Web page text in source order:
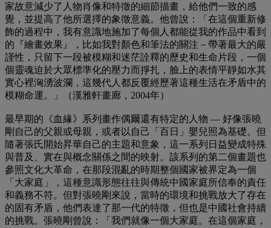
家故意減少了人物肖像和特徵的細節描畫，給他們一致的感
覺，並提高了他所選擇的象徵意義。他曾說：「在這個重新修
飾的過程中，我有意識地施加了每個人都能從我的作品中看到
的『繪畫效果』，比如我對顏色和筆法的關注－帶著最大的嚴
謹性，只留下一段被模糊和迷茫詮釋的歷史和生命片段，一個
個靈魂迫於大眾標準化的壓力而掙扎，臉上的表情平靜如水其
實心裡洶湧波瀾，這幾代人都反覆經歷著這種生活在矛盾中的
模糊命運。」（漢雅軒畫廊，2004年）
最早期的《血緣》系列畫作偶爾還有特定的人物 — 好像張曉
剛自己的父親或母親，或者以自己「百日」嬰兒照為基礎。但
隨著張氏開始昇華自己的主題和意象，這一系列日益變成特殊
與普及、實在與概念關係之間的映射。該系列的第二個畫題也
參照文化大革命，在那段混亂的時期整個國家被界定為一個
「大家庭」，這種意識形態往往與傳統中國家庭所信奉的責任
和義務不符。但對張曉剛來說，當時的環境和挑戰放大了存在
的固有矛盾，他們表達了那一代的特徵，但也是中國社會持續
的挑戰。張曉剛曾說：「我們就像一個大家庭。在這個家庭，